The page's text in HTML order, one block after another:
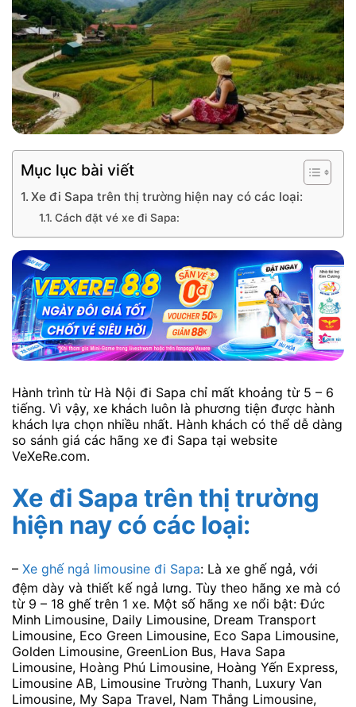
Mục lục bài viết
Xe đi Sapa trên thị trường hiện nay có các loại:
Cách đặt vé xe đi Sapa:
Hành trình từ Hà Nội đi Sapa chỉ mất khoảng từ 5 – 6
tiếng. Vì vậy, xe khách luôn là phương tiện được hành
khách lựa chọn nhiều nhất. Hành khách có thể dễ dàng
so sánh giá các hãng xe đi Sapa tại website
VeXeRe.com.
Xe đi Sapa trên thị trường
hiện nay có các loại:
– Xe ghế ngả limousine đi Sapa: Là xe ghế ngả, với
đệm dày và thiết kế ngả lưng. Tùy theo hãng xe mà có
từ 9 – 18 ghế trên 1 xe. Một số hãng xe nổi bật: Đức
Minh Limousine, Daily Limousine, Dream Transport
Limousine, Eco Green Limousine, Eco Sapa Limousine,
Golden Limousine, GreenLion Bus, Hava Sapa
Limousine, Hoàng Phú Limousine, Hoàng Yến Express,
Limousine AB, Limousine Trường Thanh, Luxury Van
Limousine, My Sapa Travel, Nam Thắng Limousine,